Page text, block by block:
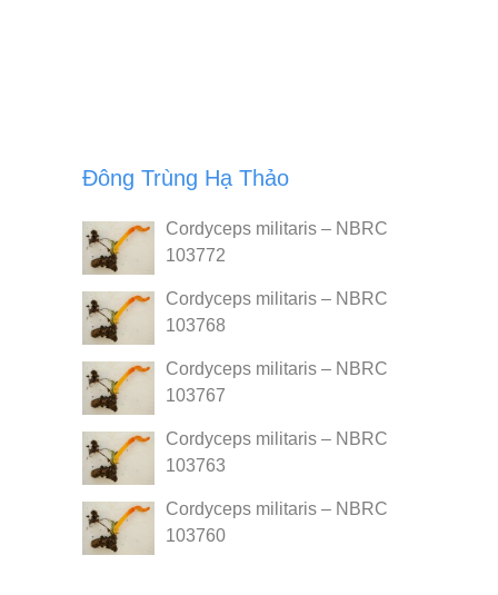
Đông Trùng Hạ Thảo
Cordyceps militaris – NBRC
103772
Cordyceps militaris – NBRC
103768
Cordyceps militaris – NBRC
103767
Cordyceps militaris – NBRC
103763
Cordyceps militaris – NBRC
103760